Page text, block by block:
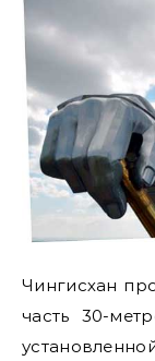
Чингисхан
часть 30-